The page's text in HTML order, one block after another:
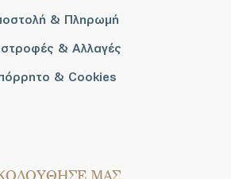
& Πληρωμή
& Αλλαγές
& Cookies